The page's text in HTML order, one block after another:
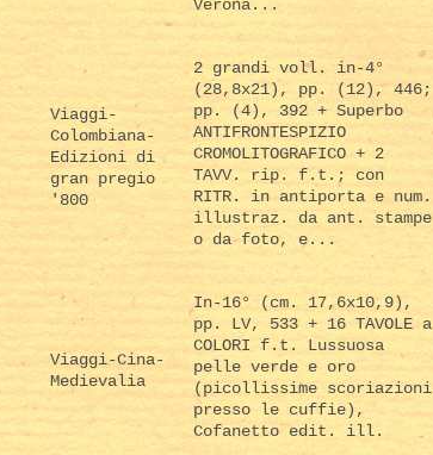
Verona...
Viaggi-
Colombiana-
Edizioni di
gran pregio
'800
2 grandi voll. in-4°
(28,8x21), pp. (12), 446;
pp. (4), 392 + Superbo
ANTIFRONTESPIZIO
CROMOLITOGRAFICO + 2
TAVV. rip. f.t.; con
RITR. in antiporta e num.
illustraz. da ant. stampe
o da foto, e...
Viaggi-Cina-
Medievalia
In-16° (cm. 17,6x10,9),
pp. LV, 533 + 16 TAVOLE a
COLORI f.t. Lussuosa
pelle verde e oro
(picollissime scoriazioni
presso le cuffie),
Cofanetto edit. ill.